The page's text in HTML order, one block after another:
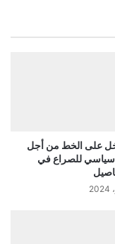
على الخط من أجل
سياسي للصراع في